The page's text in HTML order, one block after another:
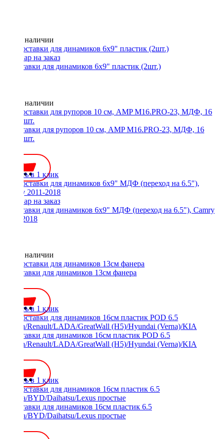
Нет в наличии
Проставки для динамиков 6x9" пластик (2шт.)
Нет в наличии
Проставки для рупоров 10 см, AMP M16.PRO-23, МДФ, 16
мм, 2 шт.
Купить в 1 клик
Проставки для динамиков 6x9" МДФ (переход на 6.5"), Camry
2011-2018
Нет в наличии
Проставки для динамиков 13см фанера
Купить в 1 клик
Проставки для динамиков 16см пластик POD 6.5
Nissan/Renault/LADA/GreatWall (H5)/Hyundai (Verna)/KIA
Купить в 1 клик
Проставки для динамиков 16см пластик 6.5
Toyota/BYD/Daihatsu/Lexus простые